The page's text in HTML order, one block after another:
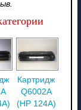
Картридж
Q6002A
(HP 124A)